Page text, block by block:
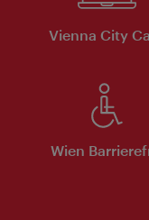
Vienna City
Wien